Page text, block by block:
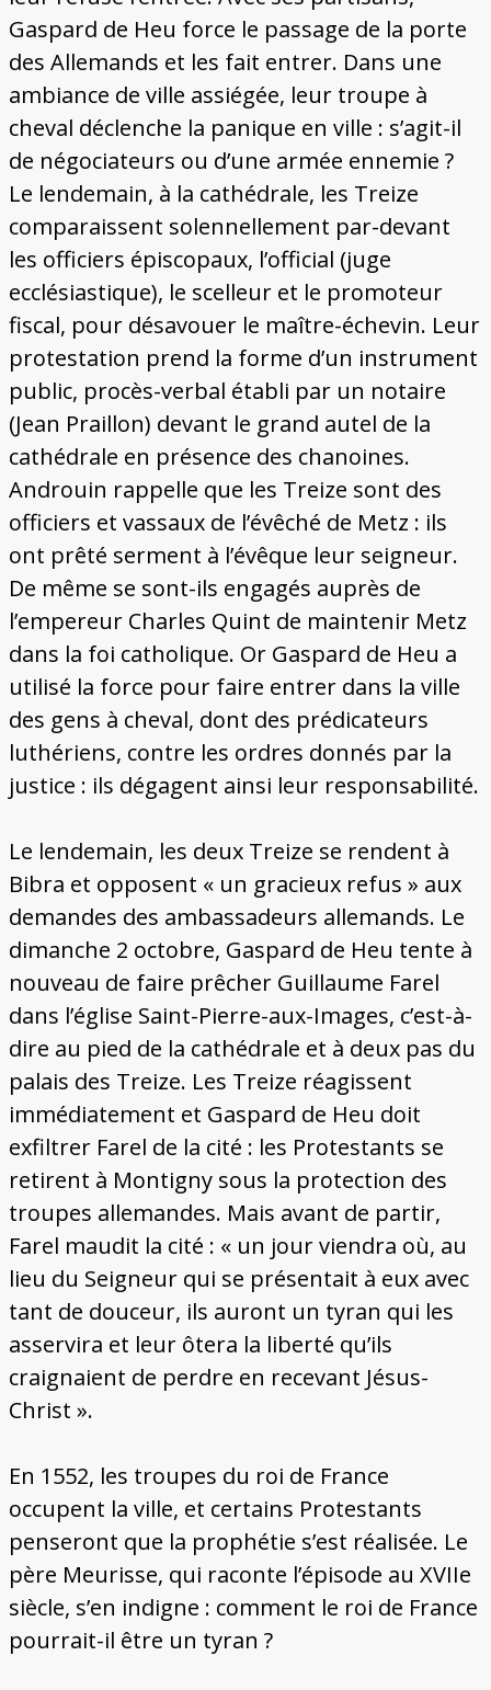
Gaspard de Heu force le passage de la porte
des Allemands et les fait entrer. Dans une
ambiance de ville assiégée, leur troupe à
cheval déclenche la panique en ville : s’agit-il
de négociateurs ou d’une armée ennemie ?
Le lendemain, à la cathédrale, les Treize
comparaissent solennellement par-devant
les officiers épiscopaux, l’official (juge
ecclésiastique), le scelleur et le promoteur
fiscal, pour désavouer le maître-échevin. Leur
protestation prend la forme d’un instrument
public, procès-verbal établi par un notaire
(Jean Praillon) devant le grand autel de la
cathédrale en présence des chanoines.
Androuin rappelle que les Treize sont des
officiers et vassaux de l’évêché de Metz : ils
ont prêté serment à l’évêque leur seigneur.
De même se sont-ils engagés auprès de
l’empereur Charles Quint de maintenir Metz
dans la foi catholique. Or Gaspard de Heu a
utilisé la force pour faire entrer dans la ville
des gens à cheval, dont des prédicateurs
luthériens, contre les ordres donnés par la
justice : ils dégagent ainsi leur responsabilité.
Le lendemain, les deux Treize se rendent à
Bibra et opposent « un gracieux refus » aux
demandes des ambassadeurs allemands. Le
dimanche 2 octobre, Gaspard de Heu tente à
nouveau de faire prêcher Guillaume Farel
dans l’église Saint-Pierre-aux-Images, c’est-à-
dire au pied de la cathédrale et à deux pas du
palais des Treize. Les Treize réagissent
immédiatement et Gaspard de Heu doit
exfiltrer Farel de la cité : les Protestants se
retirent à Montigny sous la protection des
troupes allemandes. Mais avant de partir,
Farel maudit la cité : « un jour viendra où, au
lieu du Seigneur qui se présentait à eux avec
tant de douceur, ils auront un tyran qui les
asservira et leur ôtera la liberté qu’ils
craignaient de perdre en recevant Jésus-
Christ ».
En 1552, les troupes du roi de France
occupent la ville, et certains Protestants
penseront que la prophétie s’est réalisée. Le
père Meurisse, qui raconte l’épisode au XVIIe
siècle, s’en indigne : comment le roi de France
pourrait-il être un tyran ?